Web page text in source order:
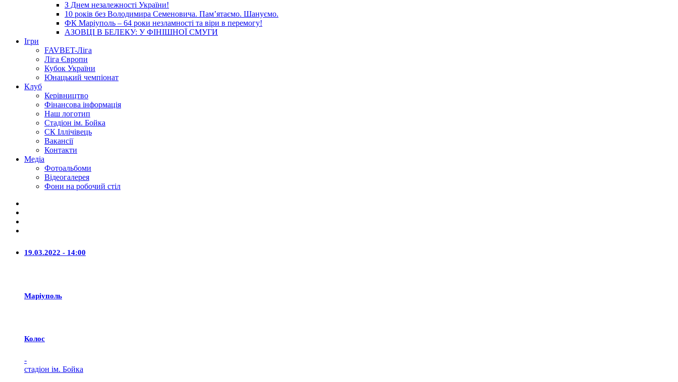
З Днем незалежності України!
10 років без Володимира Семеновича. Пам’ятаємо. Шануємо.
ФК Маріуполь – 64 роки незламності та віри в перемогу!
АЗОВЦІ В БЕЛЕКУ: У ФІНІШНОЇ СМУГИ
Ігри
FAVBET-Ліга
Ліга Європи
Кубок України
Юнацький чемпіонат
Клуб
Керівництво
Фінансова інформація
Наш логотип
Стадіон ім. Бойка
СК Іллічівець
Вакансії
Контакти
Медіа
Фотоальбоми
Відеогалерея
Фони на робочий стіл
19.03.2022 - 14:00
Маріуполь
Колос
-
стадіон ім. Бойка